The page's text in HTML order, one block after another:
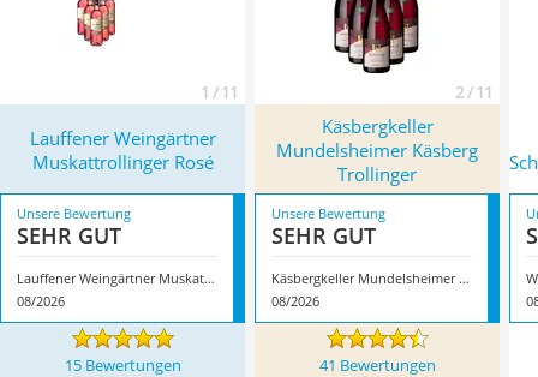
1 / 11 2 / 11
Lauffener Weingärtner
Muskattrollinger Rosé
Käsbergkeller
Mundelsheimer Käsberg
Trollinger
Unsere Bewertung
SEHR GUT
Lauffener Weingärtner Muskattrollinger Rosé
08/2026
Unsere Bewertung
SEHR GUT
Käsbergkeller Mundelsheimer Käsberg Trollinger
08/2026
15 Bewertungen 41 Bewertungen